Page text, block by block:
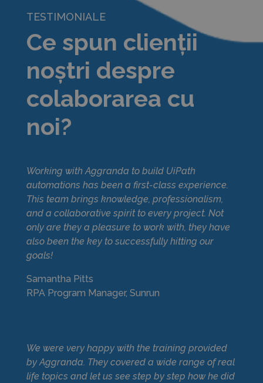
TESTIMONIALE
Ce spun clienții
noștri despre
colaborarea cu
noi?
Working with Aggranda to build UiPath
automations has been a first-class experience.
This team brings knowledge, professionalism,
and a collaborative spirit to every project. Not
only are they a pleasure to work with, they have
also been the key to successfully hitting our
goals!
Samantha Pitts
RPA Program Manager, Sunrun
We were very happy with the training provided
by Aggranda. They covered a wide range of real
life topics and let us see step by step how he did